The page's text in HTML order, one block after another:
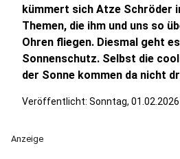
kümmert sich Atze Schröder
Themen, die ihm und uns so
Ohren fliegen. Diesmal geht
Sonnenschutz. Selbst die
der Sonne kommen da nicht
Veröffentlicht: Sonntag,
Anzeige